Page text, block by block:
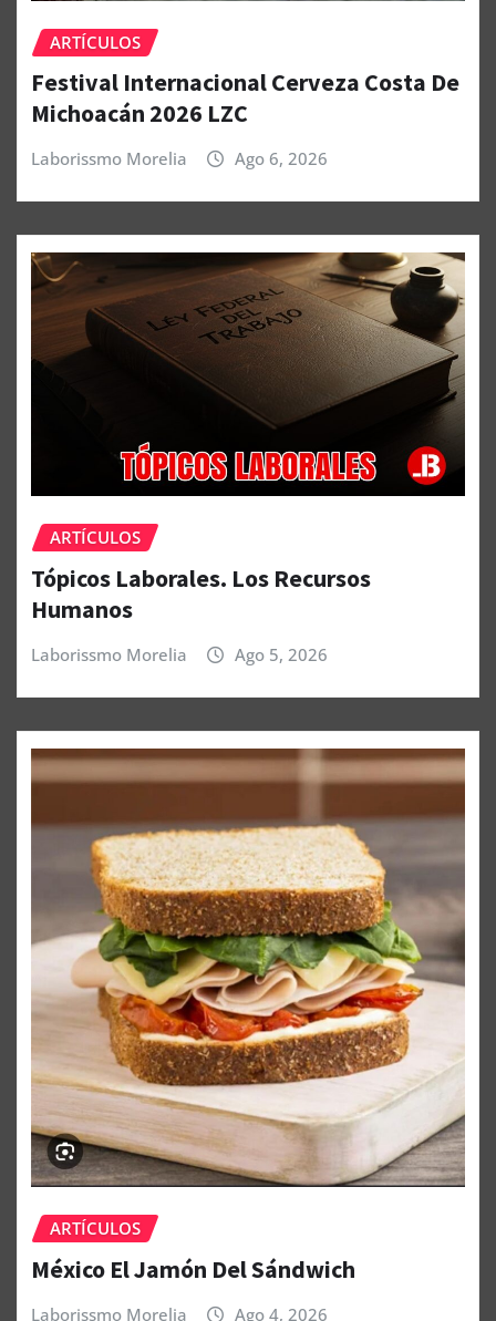
ARTÍCULOS
Festival Internacional Cerveza Costa De
Michoacán 2026 LZC
Laborissmo Morelia Ago 6, 2026
ARTÍCULOS
Tópicos Laborales. Los Recursos
Humanos
Laborissmo Morelia Ago 5, 2026
ARTÍCULOS
México El Jamón Del Sándwich
Laborissmo Morelia Ago 4, 2026